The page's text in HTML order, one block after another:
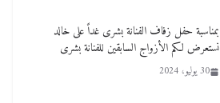
بمناسبة حفل زفاف الفنانة بشرى غداً على خالد
نستعرض لكم الأزواج السابقين للفنانة بشرى
30 يوليو، 2024